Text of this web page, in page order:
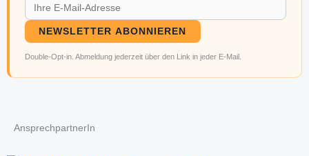
NEWSLETTER ABONNIEREN
Double-Opt-in. Abmeldung jederzeit über den Link in jeder E-Mail.
AnsprechpartnerIn